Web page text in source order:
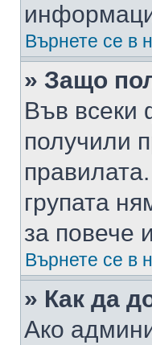
Върнете се в
» Защо
Във всеки
получили
групата
за повече
Върнете се в
» Как да
Ако